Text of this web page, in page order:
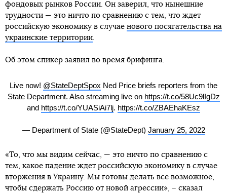
фондовых рынков России. Он заверил, что нынешние
трудности — это ничто по сравнению с тем, что ждет
российскую экономику в случае нового посягательства на
украинские территории.
Об этом спикер заявил во время брифинга.
Live now! @StateDeptSpox Ned Price briefs reporters from the
State Department. Also streaming live on https://t.co/58Uc9lIgDz
and https://t.co/YUASiAi7lj. https://t.co/ZBAEhaKEsz
— Department of State (@StateDept) January 25, 2022
«То, что мы видим сейчас, — это ничто по сравнению с
тем, какое падение ждет российскую экономику в случае
вторжения в Украину. Мы готовы делать все возможное,
чтобы сдержать Россию от новой агрессии», – сказал